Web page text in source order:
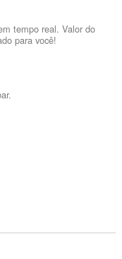
tempo real. Valor do
para você!